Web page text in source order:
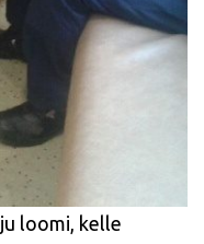
loomi, kelle